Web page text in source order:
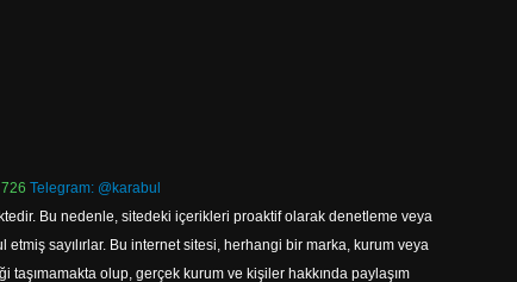
Telegram: @karabul
Bu nedenle, sitedeki içerikleri proaktif olarak denetleme veya
sayılırlar. Bu internet sitesi, herhangi bir marka, kurum veya
taşımamakta olup, gerçek kurum ve kişiler hakkında paylaşım